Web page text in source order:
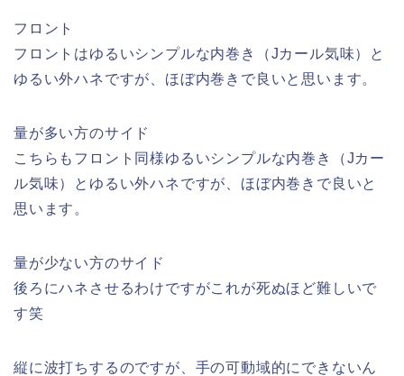
フロント
フロントはゆるいシンプルな内巻き（Jカール気味）と
ゆるい外ハネですが、ほぼ内巻きで良いと思います。
量が多い方のサイド
こちらもフロント同様ゆるいシンプルな内巻き（Jカー
ル気味）とゆるい外ハネですが、ほぼ内巻きで良いと
思います。
量が少ない方のサイド
後ろにハネさせるわけですがこれが死ぬほど難しいで
す笑
縦に波打ちするのですが、手の可動域的にできないん